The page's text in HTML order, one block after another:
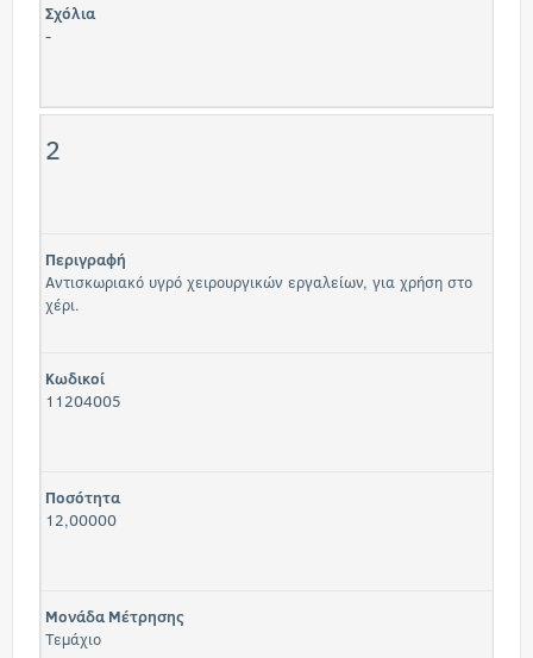
Σχόλια
-
2
Περιγραφή
Αντισκωριακό υγρό χειρουργικών εργαλείων, για χρήση στο
χέρι.
Κωδικοί
11204005
Ποσότητα
12,00000
Μονάδα Μέτρησης
Τεμάχιο